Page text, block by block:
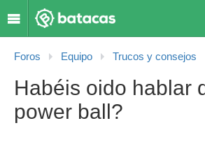
Foros Equipo Trucos y consejos
Habéis oido hablar
power ball?